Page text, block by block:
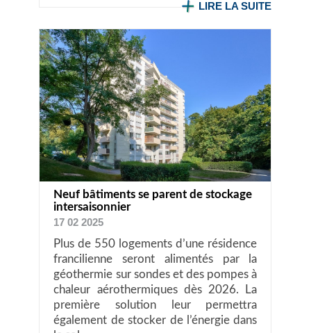
LIRE LA SUITE
Neuf bâtiments se parent de stockage
intersaisonnier
17 02 2025
Plus de 550 logements d’une résidence
francilienne seront alimentés par la
géothermie sur sondes et des pompes à
chaleur aérothermiques dès 2026. La
première solution leur permettra
également de stocker de l’énergie dans